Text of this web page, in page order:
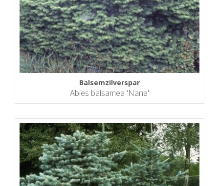
Balsemzilverspar
Abies balsamea 'Nana'